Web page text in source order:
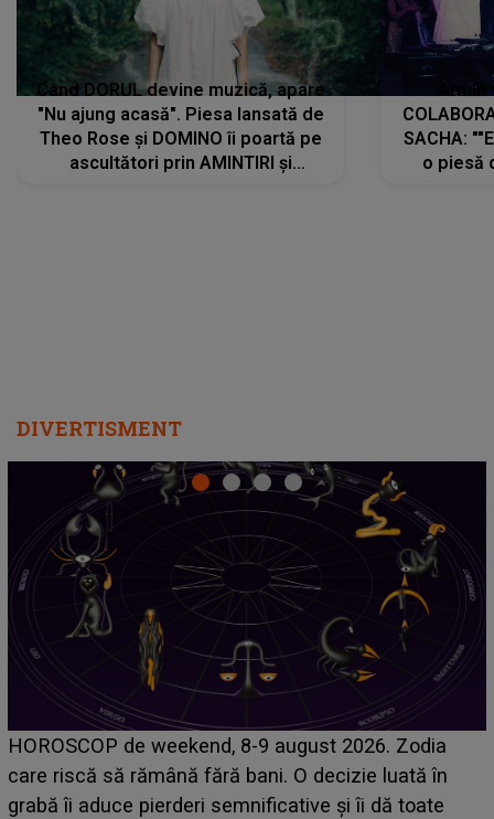
Când DORUL devine muzică, apare
"Nu ajung acasă". Piesa lansată de
Theo Rose și DOMINO îi poartă pe
ascultători prin AMINTIRI și
SACHA:
o piesă
DIVERTISMENT
Emanuel a ținut ACEST DETALIU ASCUNS până
acum! În fața Alexandrei, concurentul din Casa Iubirii
face o MĂRTURISIRE NEAȘTEPTATĂ despre mama